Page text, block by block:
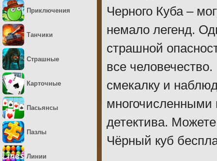
Черного Куба –
немало легенд.
страшной
все
смекалку и
детектива.
Чёрный куб
Приключения
Танчики
Страшные
Карточные
Пасьянсы
Пазлы
Линии